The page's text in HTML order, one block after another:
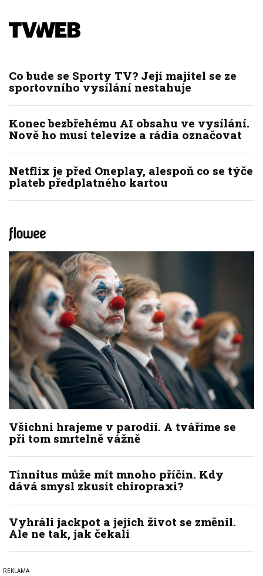
Co bude se Sporty TV? Její majitel se ze
sportovního vysílání nestahuje
Konec bezbřehému AI obsahu ve vysílání.
Nově ho musí televize a rádia označovat
Netflix je před Oneplay, alespoň co se týče
plateb předplatného kartou
Všichni hrajeme v parodii. A tváříme se
při tom smrtelně vážně
Tinnitus může mít mnoho příčin. Kdy
dává smysl zkusit chiropraxi?
Vyhráli jackpot a jejich život se změnil.
Ale ne tak, jak čekali